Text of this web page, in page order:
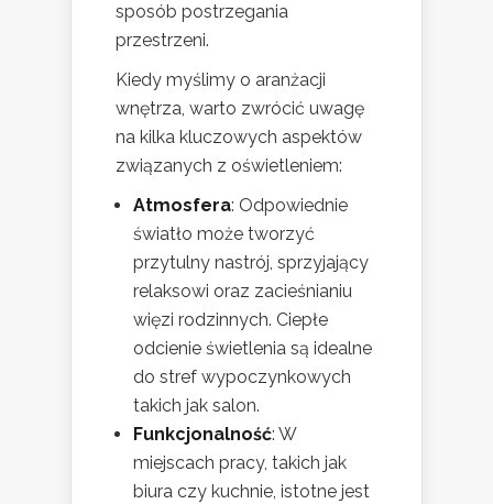
sposób postrzegania
przestrzeni.
Kiedy myślimy o aranżacji
wnętrza, warto zwrócić uwagę
na kilka kluczowych aspektów
związanych z oświetleniem:
Atmosfera: Odpowiednie
światło może tworzyć
przytulny nastrój, sprzyjający
relaksowi oraz zacieśnianiu
więzi rodzinnych. Ciepłe
odcienie świetlenia są idealne
do stref wypoczynkowych
takich jak salon.
Funkcjonalność: W
miejscach pracy, takich jak
biura czy kuchnie, istotne jest